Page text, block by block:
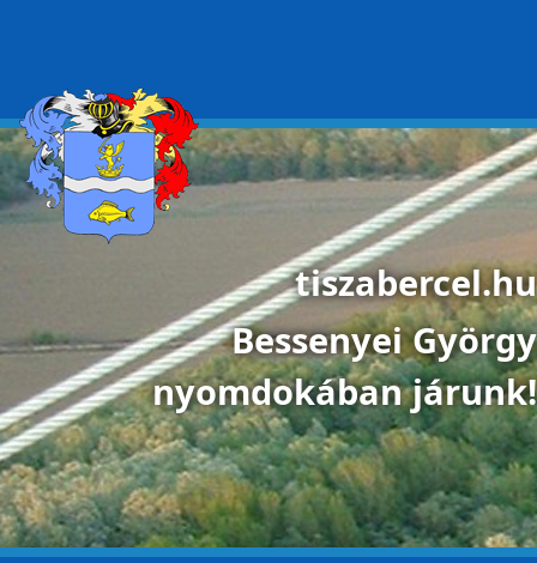
tiszabercel.hu
Bessenyei György
nyomdokában járunk!